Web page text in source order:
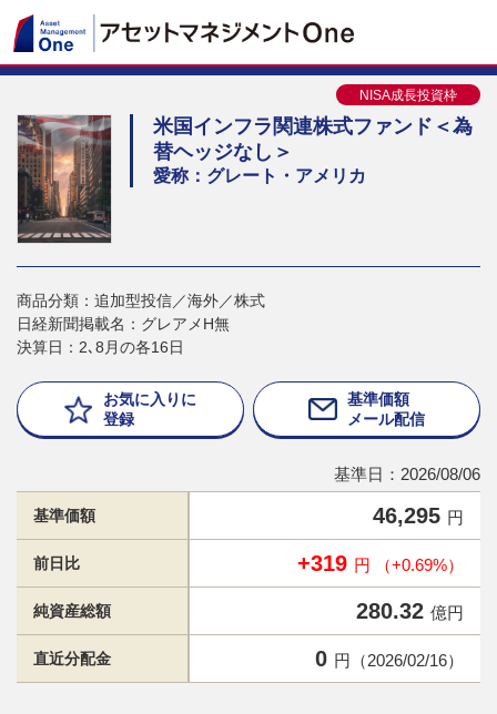
NISA成長投資枠
米国インフラ関連株式ファンド＜為
替ヘッジなし＞
愛称：グレート・アメリカ
商品分類：追加型投信／海外／株式
日経新聞掲載名：グレアメH無
決算日：2､8月の各16日
お気に入りに
登録
基準価額
メール配信
基準日：2026/08/06
基準価額 46,295 円
前日比 +319 円 （+0.69%）
純資産総額 280.32 億円
直近分配金 0 円（2026/02/16）